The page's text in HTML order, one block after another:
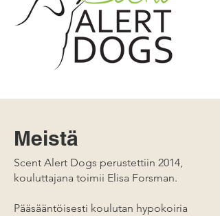
Meistä
Scent Alert Dogs perustettiin 2014,
kouluttajana toimii Elisa Forsman.
Pääsääntöisesti koulutan hypokoiria